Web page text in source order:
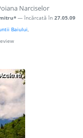
Narciselor
— încărcată în 27.05.09
Baiului,